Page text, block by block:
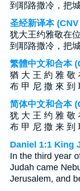
到耶路撒冷，把城
圣经新译本
犹大王约雅敬在
到耶路撒冷，把城
繁體中文和合本
猶 大 王 約 雅 敬
布 甲 尼 撒 來 到
简体中文和合本
犹 大 王 约 雅 敬
布 甲 尼 撒 来 到
Daniel 1:1 King
In the third year
Judah came
Jerusalem, and